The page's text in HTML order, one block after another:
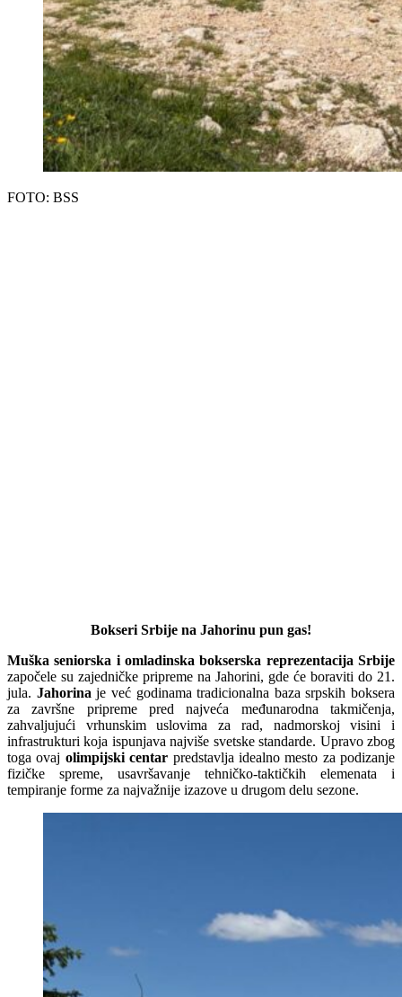
FOTO: BSS
Bokseri Srbije na Jahorinu pun gas!
Muška seniorska i omladinska bokserska reprezentacija Srbije
započele su zajedničke pripreme na Jahorini, gde će boraviti do 21.
jula. Jahorina je već godinama tradicionalna baza srpskih boksera
za završne pripreme pred najveća međunarodna takmičenja,
zahvaljujući vrhunskim uslovima za rad, nadmorskoj visini i
infrastrukturi koja ispunjava najviše svetske standarde. Upravo zbog
toga ovaj olimpijski centar predstavlja idealno mesto za podizanje
fizičke spreme, usavršavanje tehničko-taktičkih elemenata i
tempiranje forme za najvažnije izazove u drugom delu sezone.